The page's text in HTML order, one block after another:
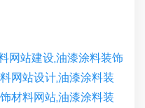
网站建设,油漆涂料装饰
网站设计,油漆涂料装
材料网站,油漆涂料装